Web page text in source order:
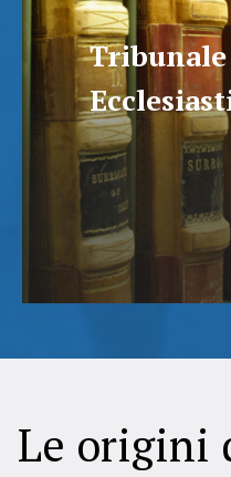
Tribunale
Le origini